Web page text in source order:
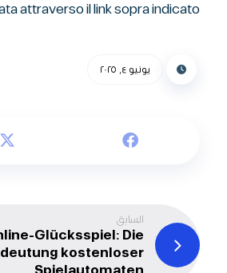
attraverso il link sopra indicato.
يونيو ٤, ٢٠٢٥
السابق
Glücksspiel: Die
kostenloser